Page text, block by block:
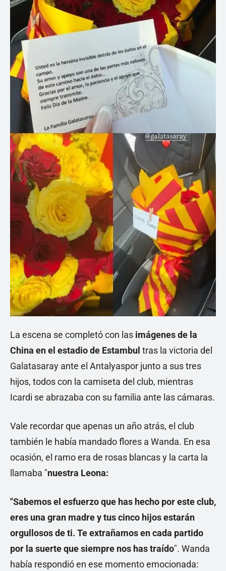
La escena se completó con las imágenes de la
China en el estadio de Estambul tras la victoria del
Galatasaray ante el Antalyaspor junto a sus tres
hijos, todos con la camiseta del club, mientras
Icardi se abrazaba con su familia ante las cámaras.
Vale recordar que apenas un año atrás, el club
también le había mandado flores a Wanda. En esa
ocasión, el ramo era de rosas blancas y la carta la
llamaba "nuestra Leona:
"Sabemos el esfuerzo que has hecho por este club,
eres una gran madre y tus cinco hijos estarán
orgullosos de ti. Te extrañamos en cada partido
por la suerte que siempre nos has traído". Wanda
había respondió en ese momento emocionada: